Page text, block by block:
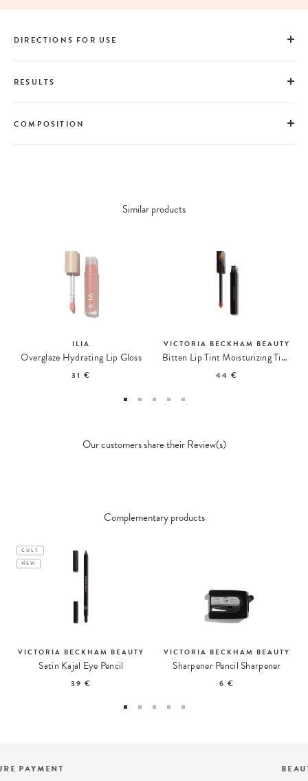
DIRECTIONS FOR USE
RESULTS
COMPOSITION
Similar products
ILIA
Overglaze Hydrating Lip Gloss
31 €
VICTORIA BECKHAM BEAUTY
Bitten Lip Tint Moisturizing Tint Gelée
44 €
Our customers share their Review(s)
Complementary products
CULT
NEW
VICTORIA BECKHAM BEAUTY
Satin Kajal Eye Pencil
39 €
VICTORIA BECKHAM BEAUTY
Sharpener Pencil Sharpener
6 €